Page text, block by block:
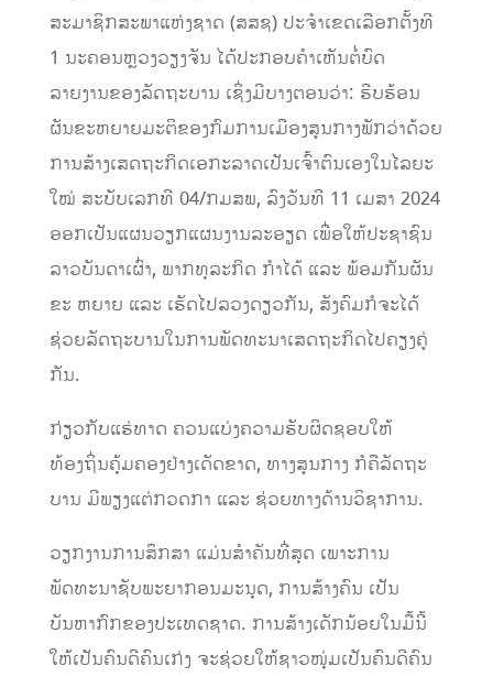
ສະມາຊິກສະພາແຫ່ງຊາດ (ສສຊ) ປະຈໍາເຂດເລືອກຕັ້ງທີ
1 ນະຄອນຫຼວງວຽງຈັນ ໄດ້ປະກອບຄຳເຫັນຕໍ່ບົດ
ລາຍງານຂອງລັດຖະບານ ເຊິ່ງມີບາງຕອນວ່າ: ຮີບຮ້ອນ
ຜັນຂະຫຍາຍມະຕິຂອງກົມການເມືອງສູນກາງພັກວ່າດ້ວຍ
ການສ້າງເສດຖະກິດເອກະລາດເປັນເຈົ້າຕົນເອງໃນໄລຍະ
ໃໝ່ ສະບັບເລກທີ 04/ກມສພ, ລົງວັນທີ 11 ເມສາ 2024
ອອກເປັນແຜນວຽກແຜນງານລະອຽດ ເພື່ອໃຫ້ປະຊາຊົນ
ລາວບັນດາເຜົ່າ,​ ພາກທຸລະກິດ ກໍາໄດ້ ແລະ ພ້ອມກັນຜັນ
ຂະ ຫຍາຍ ແລະ ເຮັດໄປລວງດຽວກັນ, ​ສັງຄົມກໍຈະໄດ້
ຊ່ວຍລັດຖະບານໃນການພັດທະນາເສດຖະກິດໄປຄຽງຄູ່
ກັນ.
ກ່ຽວກັບແຮ່ທາດ ຄວນແບ່ງຄວາມຮັບຜິດຊອບໃຫ້
ທ້ອງຖິ່ນຄຸ້ມຄອງຢ່າງເດັດຂາດ, ທາງສູນກາງ ກໍຄືລັດຖະ
ບານ ມີພຽງແຕ່ກວດກາ ແລະ ຊ່ວຍທາງດ້ານວິຊາການ.
ວຽກງານການສຶກສາ ແມ່ນສໍາຄັນທີ່ສຸດ ເພາະການ
ພັດທະນາຊັບພະຍາກອນມະນຸດ, ການສ້າງຄົນ ເປັນ
ບັນຫາກົກຂອງປະເທດຊາດ. ການສ້າງເດັກນ້ອຍໃນມື້ນີ້
ໃຫ້ເປັນຄົນດີຄົນເກ່ງ ຈະຊ່ວຍໃຫ້ຊາວໜຸ່ມເປັນຄົນດີຄົນ